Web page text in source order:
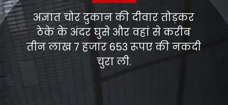
अज्ञात चोर दुकान की दीवार तोड़कर
ठेके के अंदर घुसे और वहां से करीब
तीन लाख 7 हजार 653 रूपए की नकदी
चुरा ली.